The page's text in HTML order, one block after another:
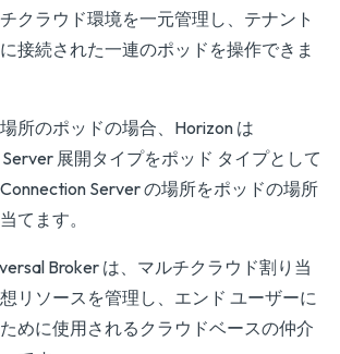
クラウド環境を一元管理し、テナント
接続された一連のポッドを操作できま
所のポッドの場合、Horizon は
展開タイプをポッド タイプとして
Server の場所をポッドの場所
てます。
Broker は、マルチクラウド割り当
リソースを管理し、エンド ユーザーに
めに使用されるクラウドベースの仲介